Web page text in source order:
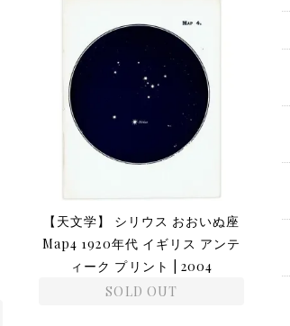
【天文学】 シリウス おおいぬ座
Map4 1920年代 イギリス アンテ
ィーク プリント | 2004
SOLD OUT